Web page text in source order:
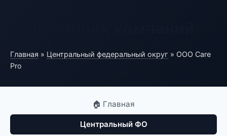
Главная » Центральный федеральный округ » ООО Care
Pro
🏠 Главная
Центральный ФО